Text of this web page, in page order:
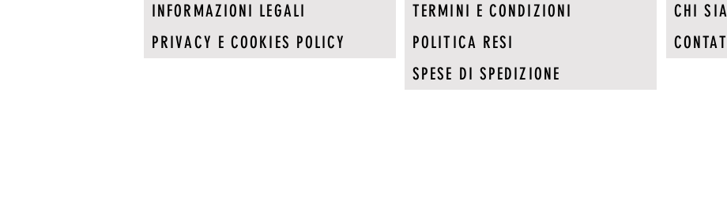
INFORMAZIONI LEGALI
PRIVACY E COOKIES POLICY
TERMINI E CONDIZIONI
POLITICA RESI
CHI
SPESE DI SPEDIZIONE